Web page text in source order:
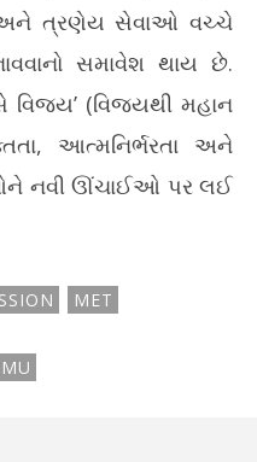
અને ત્રણેય સેવાઓ વચ્ચે
સમાવેશ થાય છે.
વિજય’ (વિજયથી મહાન
આત્મનિર્ભરતા અને
નવી ઊંચાઈઓ પર લઈ
MET